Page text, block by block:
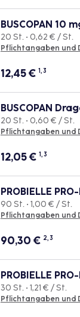
BUSCOPAN 10
20 St. • 0,62 € / St.
Pflichtangaben und
12,45€ 1, 3
BUSCOPAN
20 St. • 0,60 € / St.
Pflichtangaben und
12,05€ 1, 3
PROBIELLE
90 St. • 1,00 € / St.
Pflichtangaben und
90,30 € 2, 3
PROBIELLE
30 St. • 1,21 € / St.
Pflichtangaben und